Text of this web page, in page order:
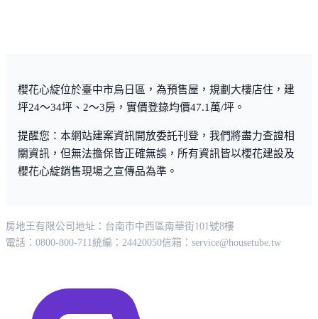
櫻花心綻位於臺中市烏日區，為預售屋，規劃大樓店住，建
坪24～34坪、2～3房，實價登錄均價47.1萬/坪。
提醒您：本網站建案資訊開放委託刊登，我們將盡力查證相
關資訊，但無法擔保皆正確無誤，所有資訊皆以櫻花建設及
櫻花心綻銷售現場之宣傳品為準。
房地王有限公司 地址：台南市中西區南華街101號8樓
電話：0800-800-711統編：24420050信箱： service@housetube.tw